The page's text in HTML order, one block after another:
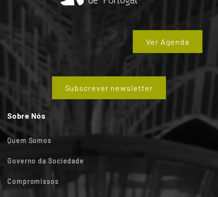
Ver Agenda
Subscrever newsletter
Sobre Nós
Quem Somos
Governo da Sociedade
Compromissos